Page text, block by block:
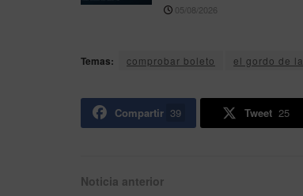
05/08/2026
Temas: comprobar boleto el gordo de
Compartir 39 Tweet 25
Noticia anterior